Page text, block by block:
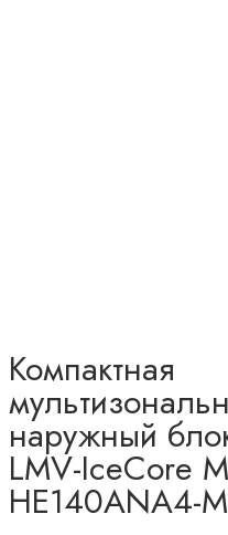
Компактная
наружный
LMV-IceCore
HE140ANA4-M